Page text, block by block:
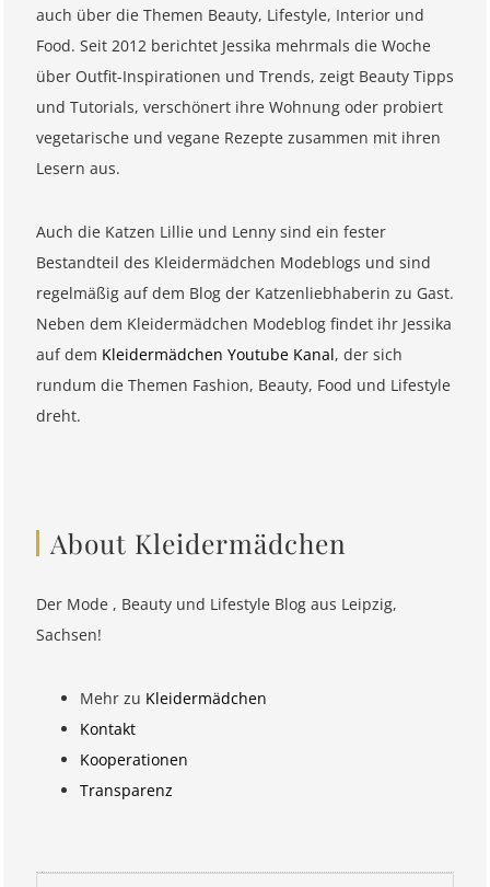
auch über die Themen Beauty, Lifestyle, Interior und
Food. Seit 2012 berichtet Jessika mehrmals die Woche
über Outfit-Inspirationen und Trends, zeigt Beauty Tipps
und Tutorials, verschönert ihre Wohnung oder probiert
vegetarische und vegane Rezepte zusammen mit ihren
Lesern aus.
Auch die Katzen Lillie und Lenny sind ein fester
Bestandteil des Kleidermädchen Modeblogs und sind
regelmäßig auf dem Blog der Katzenliebhaberin zu Gast.
Neben dem Kleidermädchen Modeblog findet ihr Jessika
auf dem Kleidermädchen Youtube Kanal, der sich
rundum die Themen Fashion, Beauty, Food und Lifestyle
dreht.
About Kleidermädchen
Der Mode , Beauty und Lifestyle Blog aus Leipzig,
Sachsen!
Mehr zu Kleidermädchen
Kontakt
Kooperationen
Transparenz